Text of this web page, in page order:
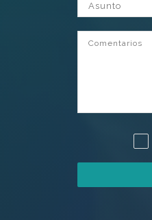
Asunto
Comentarios